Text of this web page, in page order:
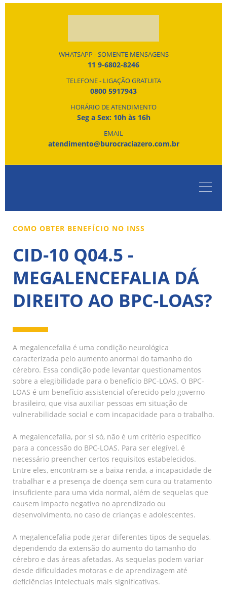
WHATSAPP - SOMENTE MENSAGENS
11 9-6802-8246
TELEFONE - LIGAÇÃO GRATUITA
0800 5917943
HORÁRIO DE ATENDIMENTO
Seg a Sex: 10h às 16h
EMAIL
atendimento@burocraciazero.com.br
COMO OBTER BENEFÍCIO NO INSS
CID-10 Q04.5 -
MEGALENCEFALIA DÁ
DIREITO AO BPC-LOAS?
A megalencefalia é uma condição neurológica
caracterizada pelo aumento anormal do tamanho do
cérebro. Essa condição pode levantar questionamentos
sobre a elegibilidade para o benefício BPC-LOAS. O BPC-
LOAS é um benefício assistencial oferecido pelo governo
brasileiro, que visa auxiliar pessoas em situação de
vulnerabilidade social e com incapacidade para o trabalho.
A megalencefalia, por si só, não é um critério específico
para a concessão do BPC-LOAS. Para ser elegível, é
necessário preencher certos requisitos estabelecidos.
Entre eles, encontram-se a baixa renda, a incapacidade de
trabalhar e a presença de doença sem cura ou tratamento
insuficiente para uma vida normal, além de sequelas que
causem impacto negativo no aprendizado ou
desenvolvimento, no caso de crianças e adolescentes.
A megalencefalia pode gerar diferentes tipos de sequelas,
dependendo da extensão do aumento do tamanho do
cérebro e das áreas afetadas. As sequelas podem variar
desde dificuldades motoras e de aprendizagem até
deficiências intelectuais mais significativas.